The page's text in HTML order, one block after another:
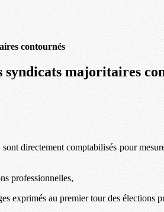
contournés
majoritaires
directement comptabilisés pour
professionnelles,
exprimés au premier tour des élections